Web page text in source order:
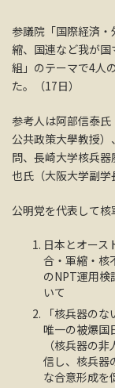
参議院「国際経済
縮、国連など我が
組」のテーマで4人
た。（17日）
参考人は阿部信泰
公共政策大學教授
問、長崎大学核兵
也氏（大阪大学副学
公明党を代表して核
日本とオース
合・軍縮・核
のNPT運用検
いて
「核兵器の
唯一の被爆国
（核兵器の
信し、核兵器
な合意形成を